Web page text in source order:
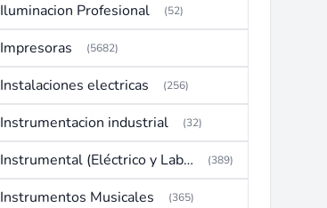
Iluminacion Profesional (52)
Impresoras (5682)
Instalaciones electricas (256)
Instrumentacion industrial (32)
Instrumental (Eléctrico y Laboratorio) (389)
Instrumentos Musicales (365)